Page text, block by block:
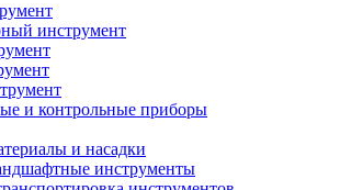
инструмент
и контрольные приборы
и насадки
инструменты